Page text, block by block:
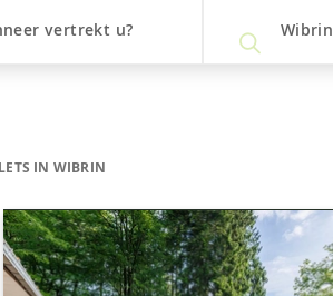
vertrekt u? Wibrin
IN WIBRIN